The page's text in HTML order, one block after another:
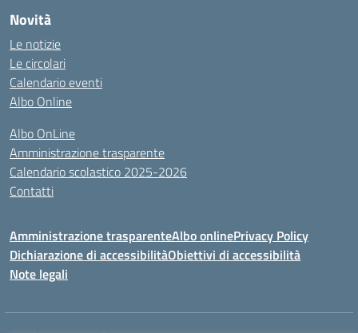
Novità
Le notizie
Le circolari
Calendario eventi
Albo Online
Albo OnLine
Amministrazione trasparente
Calendario scolastico 2025-2026
Contatti
Amministrazione trasparenteAlbo onlinePrivacy Policy
Dichiarazione di accessibilitàObiettivi di accessibilità
Note legali